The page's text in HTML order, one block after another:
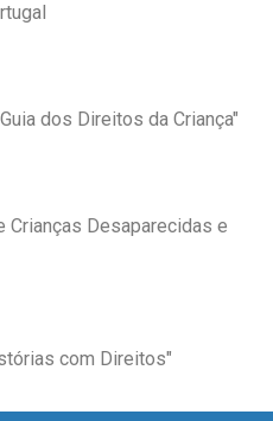
dos Direitos da Criança"
Crianças Desaparecidas e
com Direitos"